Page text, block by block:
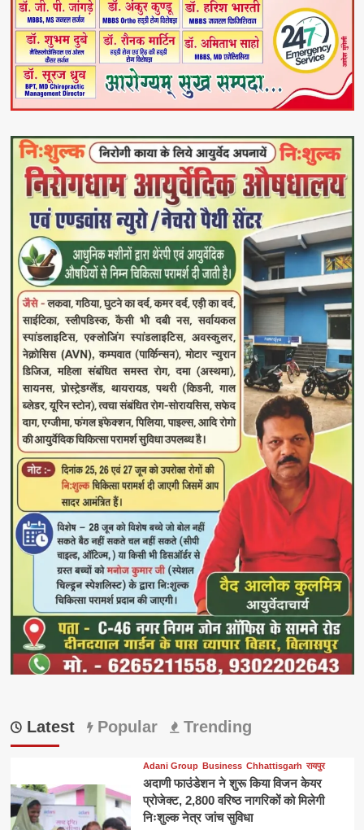
Latest Popular Trending
Adani Group Business Chhattisgarh रायपुर
अदाणी फाउंडेशन ने शुरू किया विजन केयर
प्रोजेक्ट, 2,800 वरिष्ठ नागरिकों को मिलेगी
निःशुल्क नेत्र जांच सुविधा